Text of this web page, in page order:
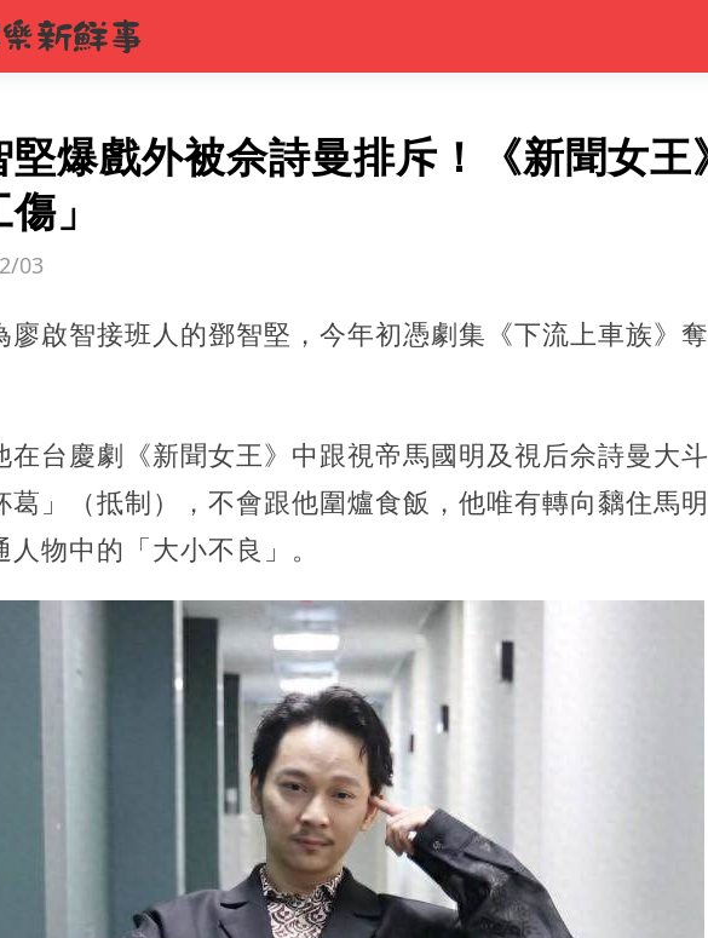
堅爆戲外被佘詩曼排斥！《新聞女王
傷」
03
廖啟智接班人的鄧智堅，今年初憑劇集《下流上車族》
在台慶劇《新聞女王》中跟視帝馬國明及視后佘詩曼大
葛」（抵制），不會跟他圍爐食飯，他唯有轉向黐住馬
人物中的「大小不良」。